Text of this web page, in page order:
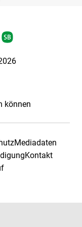
können
Mediadaten
Kontakt